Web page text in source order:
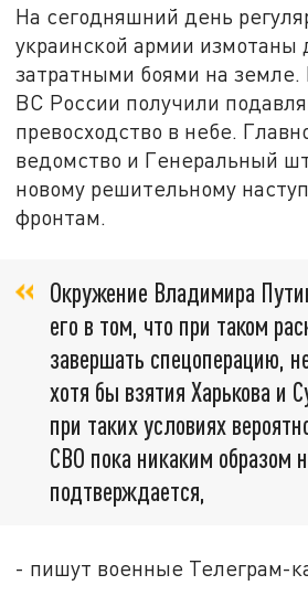
На сегодняшний день
украинской армии измотаны
затратными боями на земле.
ВС России получили
превосходство в небе.
ведомство и Генеральный
новому решительному
фронтам.
Окружение Владимира
его в том, что при таком
завершать спецоперацию,
хотя бы взятия Харькова и
при таких условиях
СВО пока никаким образом
подтверждается,
- пишут военные Телеграм-